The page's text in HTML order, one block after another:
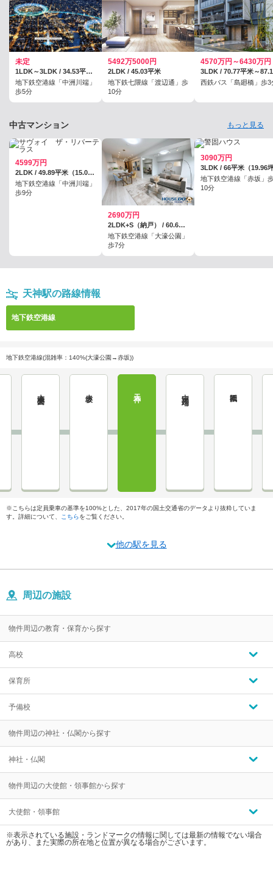
未定
1LDK～3LDK / 34.53平米～76.66平米
地下鉄空港線「中洲川端」
歩5分
5492万5000円
2LDK / 45.03平米
地下鉄七隈線「渡辺通」歩
10分
4570万円～6430万円
西鉄バス「島廻橋」歩3
中古マンション もっと見る
4599万円
2LDK / 49.89平米（15.09坪）（壁芯）
地下鉄空港線「中洲川端」
歩9分
2690万円
2LDK+S（納戸） / 60.69平米（18.35坪）（壁芯）
地下鉄空港線「大濠公園」
歩7分
3090万円
地下鉄空港線「赤坂」
10分
天神駅の路線情報
地下鉄空港線
地下鉄空港線(混雑率：140%(大濠公園→赤坂))
※こちらは定員乗車の基準を100%とした、2017年の国土交通省のデータより抜粋していま
す。詳細について、
こちらをご覧ください。
他の駅を見る
周辺の施設
物件周辺の教育・保育から探す
高校
保育所
予備校
物件周辺の神社・仏閣から探す
神社・仏閣
物件周辺の大使館・領事館から探す
大使館・領事館
※表示されている施設・ランドマークの情報に関しては最新の情報でない場合
があり、また実際の所在地と位置が異なる場合がございます。